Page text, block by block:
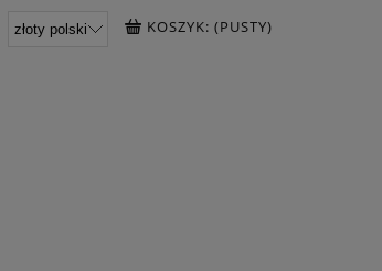
KOSZYK: (PUSTY)